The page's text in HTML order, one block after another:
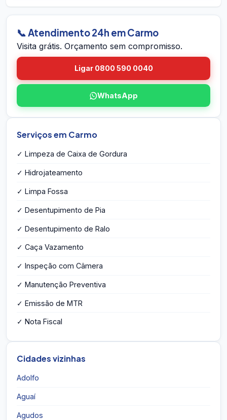
em Carmo pelo site. A equipe vai até você em
Carmo, avalia a caixa, mede o volume, identifica
eventuais problemas estruturais e entrega o
compromisso e sem taxa de visita.
📞 Atendimento 24h em Carmo
Visita grátis. Orçamento sem compromisso.
Ligar 0800 590 0040
WhatsApp
Serviços em Carmo
✓ Limpeza de Caixa de Gordura
✓ Hidrojateamento
✓ Limpa Fossa
✓ Desentupimento de Pia
✓ Desentupimento de Ralo
✓ Caça Vazamento
✓ Inspeção com Câmera
✓ Manutenção Preventiva
✓ Emissão de MTR
✓ Nota Fiscal
Cidades vizinhas
Adolfo
Aguaí
Agudos